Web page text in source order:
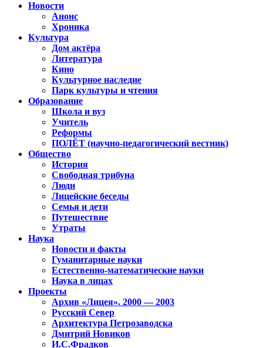
Новости
Анонс
Хроника
Культура
Дом актёра
Литература
Кино
Культурное наследие
Парк культуры и чтения
Образование
Школа и вуз
Учитель
Реформы
ПОЛЁТ (научно-педагогический вестник)
Общество
История
Свободная трибуна
Люди
Лицейские беседы
Семья и дети
Путешествие
Утраты
Наука
Новости и факты
Гуманитарные науки
Естественно-математические науки
Наука в лицах
Проекты
Архив «Лицея». 2000 — 2003
Русский Север
Архитектура Петрозаводска
Дмитрий Новиков
И.С.Фрадков